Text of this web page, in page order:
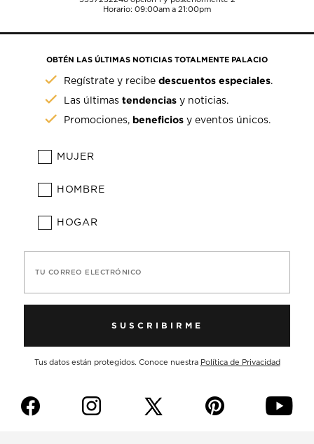
Horario: 09:00am a 21:00pm
OBTÉN LAS ÚLTIMAS NOTICIAS TOTALMENTE PALACIO
Regístrate y recibedescuentos especiales.
Las últimastendencias y noticias.
Promociones, beneficios y eventos únicos.
MUJER
HOMBRE
HOGAR
TU CORREO ELECTRÓNICO
SUSCRIBIRME
Tus datos están protegidos. Conoce nuestra Política de Privacidad
f i p y